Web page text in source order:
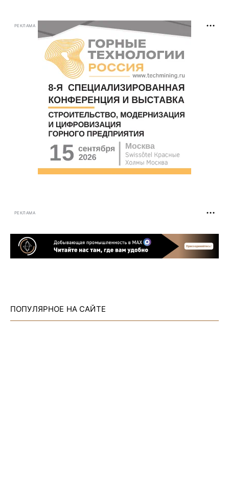
РЕКЛАМА
РЕКЛАМА
ПОПУЛЯРНОЕ НА САЙТЕ